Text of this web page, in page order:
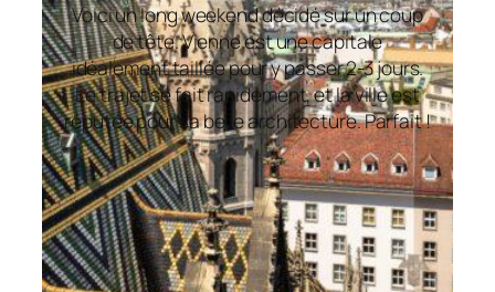
Voici un long weekend décidé sur un coup
de tête. Vienne est une capitale
idéalement taillée pour y passer 2-3 jours.
Le trajet se fait rapidement, et la ville est
réputée pour sa belle architecture. Parfait !